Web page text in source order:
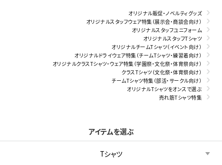
オリジナル販促・ノベルティグッズ
オリジナルスタッフウェア特集（展示会・商談会向け）
オリジナルスタッフユニフォーム
オリジナルスタッフTシャツ
オリジナルチームTシャツ（イベント向け）
オリジナルドライウェア特集（チームTシャツ・練習着向け）
オリジナルクラスTシャツ・ウェア特集（学園祭・文化祭・体育祭向け）
クラスTシャツ（文化祭・体育祭向け）
チームTシャツ特集（部活・サークル向け）
オリジナルTシャツをオンスで選ぶ
売れ筋Tシャツ特集
アイテムを選ぶ
Tシャツ